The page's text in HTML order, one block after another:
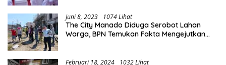
Juni 8, 2023 1074 Lihat
The City Manado Diduga Serobot Lahan
Warga, BPN Temukan Fakta Mengejutkan
Februari 18, 2024 1032 Lihat